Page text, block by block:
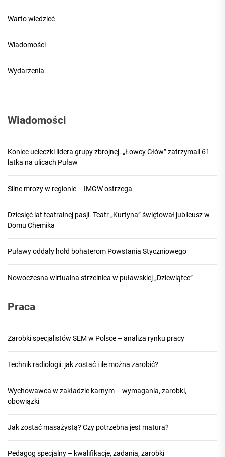
Warto wiedzieć
Wiadomości
Wydarzenia
Wiadomości
Koniec ucieczki lidera grupy zbrojnej. „Łowcy Głów” zatrzymali 61-
latka na ulicach Puław
Silne mrozy w regionie – IMGW ostrzega
Dziesięć lat teatralnej pasji. Teatr „Kurtyna” świętował jubileusz w
Domu Chemika
Puławy oddały hołd bohaterom Powstania Styczniowego
Nowoczesna wirtualna strzelnica w puławskiej „Dziewiątce”
Praca
Zarobki specjalistów SEM w Polsce – analiza rynku pracy
Technik radiologii: jak zostać i ile można zarobić?
Wychowawca w zakładzie karnym – wymagania, zarobki,
obowiązki
Jak zostać masażystą? Czy potrzebna jest matura?
Pedagog specjalny – kwalifikacje, zadania, zarobki